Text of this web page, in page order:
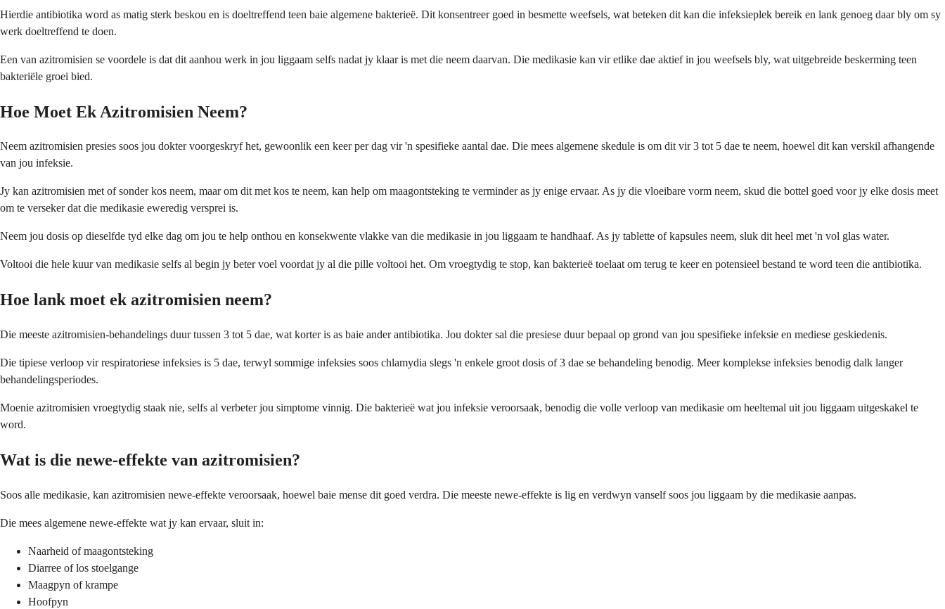
Hierdie antibiotika word as matig sterk beskou en is doeltreffend teen baie algemene bakterieë. Dit konsentreer goed in besmette weefsels, wat beteken dit kan die infeksieplek bereik en lank genoeg daar bly om sy
werk doeltreffend te doen.
Een van azitromisien se voordele is dat dit aanhou werk in jou liggaam selfs nadat jy klaar is met die neem daarvan. Die medikasie kan vir etlike dae aktief in jou weefsels bly, wat uitgebreide beskerming teen
bakteriële groei bied.
Hoe Moet Ek Azitromisien Neem?
Neem azitromisien presies soos jou dokter voorgeskryf het, gewoonlik een keer per dag vir 'n spesifieke aantal dae. Die mees algemene skedule is om dit vir 3 tot 5 dae te neem, hoewel dit kan verskil afhangende
van jou infeksie.
Jy kan azitromisien met of sonder kos neem, maar om dit met kos te neem, kan help om maagontsteking te verminder as jy enige ervaar. As jy die vloeibare vorm neem, skud die bottel goed voor jy elke dosis meet
om te verseker dat die medikasie eweredig versprei is.
Neem jou dosis op dieselfde tyd elke dag om jou te help onthou en konsekwente vlakke van die medikasie in jou liggaam te handhaaf. As jy tablette of kapsules neem, sluk dit heel met 'n vol glas water.
Voltooi die hele kuur van medikasie selfs al begin jy beter voel voordat jy al die pille voltooi het. Om vroegtydig te stop, kan bakterieë toelaat om terug te keer en potensieel bestand te word teen die antibiotika.
Hoe lank moet ek azitromisien neem?
Die meeste azitromisien-behandelings duur tussen 3 tot 5 dae, wat korter is as baie ander antibiotika. Jou dokter sal die presiese duur bepaal op grond van jou spesifieke infeksie en mediese geskiedenis.
Die tipiese verloop vir respiratoriese infeksies is 5 dae, terwyl sommige infeksies soos chlamydia slegs 'n enkele groot dosis of 3 dae se behandeling benodig. Meer komplekse infeksies benodig dalk langer
behandelingsperiodes.
Moenie azitromisien vroegtydig staak nie, selfs al verbeter jou simptome vinnig. Die bakterieë wat jou infeksie veroorsaak, benodig die volle verloop van medikasie om heeltemal uit jou liggaam uitgeskakel te
word.
Wat is die newe-effekte van azitromisien?
Soos alle medikasie, kan azitromisien newe-effekte veroorsaak, hoewel baie mense dit goed verdra. Die meeste newe-effekte is lig en verdwyn vanself soos jou liggaam by die medikasie aanpas.
Die mees algemene newe-effekte wat jy kan ervaar, sluit in:
Naarheid of maagontsteking
Diarree of los stoelgange
Maagpyn of krampe
Hoofpyn